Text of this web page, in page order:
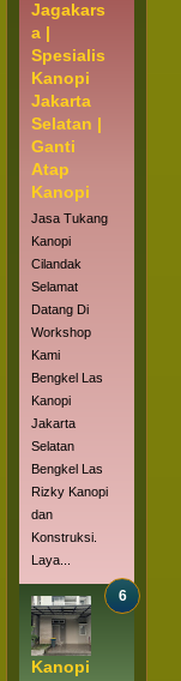
Jagakars
a |
Spesialis
Kanopi
Jakarta
Selatan |
Ganti
Atap
Kanopi
Jasa Tukang
Kanopi
Cilandak
Selamat
Datang Di
Workshop
Kami
Bengkel Las
Kanopi
Jakarta
Selatan
Bengkel Las
Rizky Kanopi
dan
Konstruksi.
Laya...
Kanopi